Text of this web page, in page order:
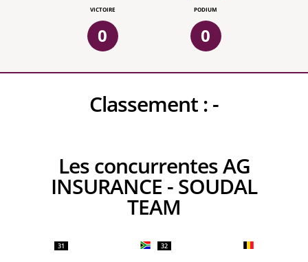
VICTOIRE
0
PODIUM
0
Classement :-
Les concurrentes AG
INSURANCE - SOUDAL
TEAM
31 32